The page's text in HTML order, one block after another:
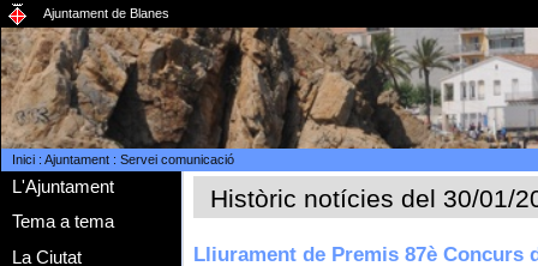
Ajuntament de Blanes
Inici: Ajuntament: Servei comunicació
L'Ajuntament
Tema a tema
La Ciutat
Històric notícies del 30/01/
Lliurament de Premis 87è Concurs